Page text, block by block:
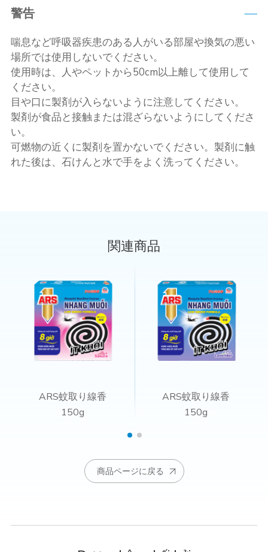
警告
喘息など呼吸器疾患のある人がいる部屋や換気の悪い
場所では使用しないでください。
使用時は、人やペットから50cm以上離して使用して
ください。
目や口に製剤が入らないように注意してください。
製剤が食品と接触または混ざらないようにしてくださ
い。
可燃物の近くに製剤を置かないでください。製剤に触
れた後は、石けんと水で手をよく洗ってください。
関連商品
ARS蚊取り線香
150g
ARS蚊取り線香
150g
商品ページに戻る